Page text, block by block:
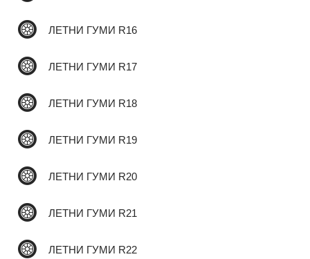
ЛЕТНИ ГУМИ R16
ЛЕТНИ ГУМИ R17
ЛЕТНИ ГУМИ R18
ЛЕТНИ ГУМИ R19
ЛЕТНИ ГУМИ R20
ЛЕТНИ ГУМИ R21
ЛЕТНИ ГУМИ R22